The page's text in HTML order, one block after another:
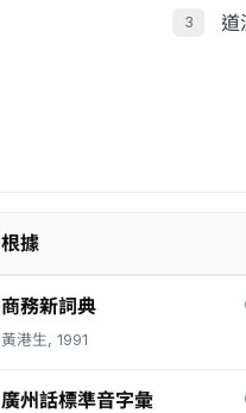
道
根據
商務新詞典
黃港生, 1991
廣州話標準音字彙